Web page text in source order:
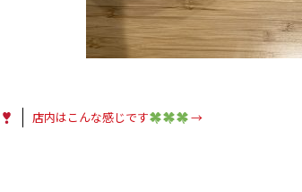
店内はこんな感じです →